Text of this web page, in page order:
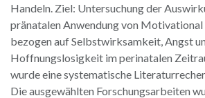
Handeln. Ziel: Untersuchung der
pränatalen Anwendung von
bezogen auf Selbstwirksamkeit, Angst
Hoffnungslosigkeit im perinatalen
wurde eine systematische
Die ausgewählten Forschungsarbeiten